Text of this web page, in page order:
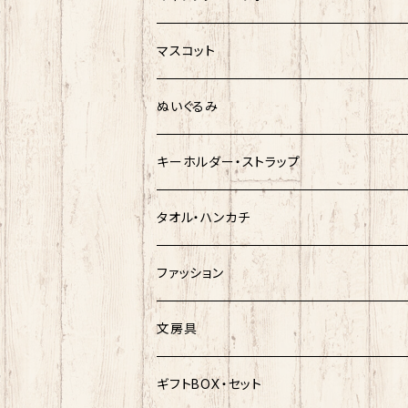
キティ
シナモロール
クロミ
ぐでたま
ポムポムプリン
ポチャッコ
ネコムネandシバ
モケケ
ゆきお
ホヤぼーや
ご当地ベア
スヌーピー
赤べこ・ガラガラべこ
サンリオ×おえかきさん
新幹線×ご当地ベア
サンリオ×ネコムネandシバ
楽天ゴールデンイーグルス×ネコムネand
楽天ゴールデンイーグルス×おえかきさん
楽天ゴールデンイーグルス×ご当地ベア
ネコムネandシバ×鳥獣戯画
マスコット
ゆきお
モケケ
ご当地ベア
秋田犬
しばっころ
わさお
ぬいぐるみ
ホヤぼーや
その他
ご当地ベア
秋田犬
しばっころ
キーホルダー・ストラップ
ポプテピピック
ホヤぼーや
スヌーピー
秋田犬
タオル・ハンカチ
ホヤぼーや
秋田犬
キティ
ファッション
Tシャツ
ネクタイ
文房具
ボールペン
ギフトBOX・セット